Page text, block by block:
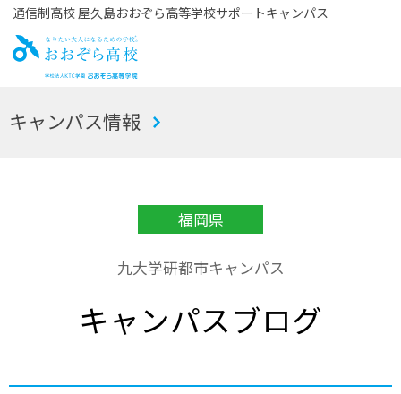
通信制高校 屋久島おおぞら高等学校サポートキャンパス
お
キャンパス情報
福岡県
九大学研都市キャンパス
キャンパスブログ